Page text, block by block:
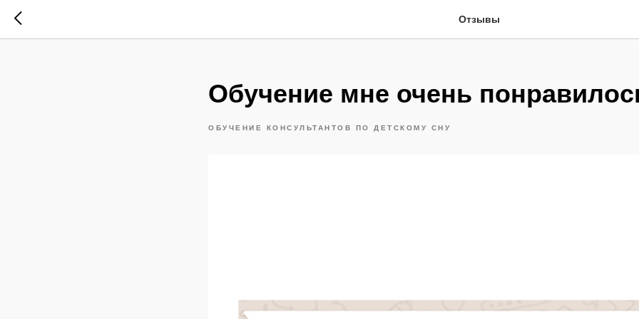
Отзывы
Обучение мне очень
ОБУЧЕНИЕ КОНСУЛЬТАНТОВ ПО ДЕТСКОМУ СНУ